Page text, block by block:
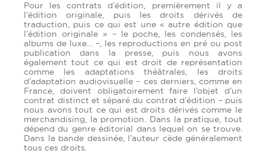
Pour les contrats d’édition, premièrement il y a
l’édition originale, puis les droits dérivés de
traduction, puis ce qui est une « autre édition que
l’édition originale » – le poche, les condensés, les
albums de luxe… –, les reproductions en pré ou post
publication dans la presse, puis nous avons
également tout ce qui est droit de représentation
comme les adaptations théâtrales, les droits
d’adaptation audiovisuelle – ces derniers, comme en
France, doivent obligatoirement faire l’objet d’un
contrat distinct et séparé du contrat d’édition – puis
nous avons tout ce qui est droits dérivés comme le
merchandising, la promotion. Dans la pratique, tout
dépend du genre éditorial dans lequel on se trouve.
Dans la bande dessinée, l’auteur cède généralement
tous ces droits.